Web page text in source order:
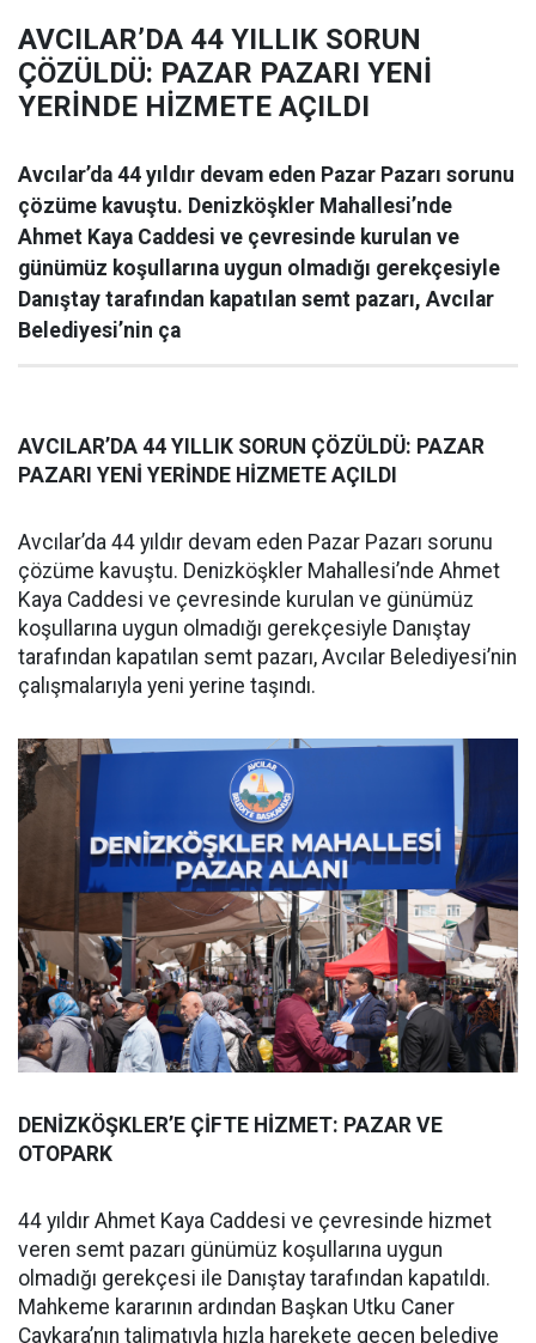
AVCILAR’DA 44 YILLIK SORUN
ÇÖZÜLDÜ: PAZAR PAZARI YENİ
YERİNDE HİZMETE AÇILDI
Avcılar’da 44 yıldır devam eden Pazar Pazarı sorunu
çözüme kavuştu. Denizköşkler Mahallesi’nde
Ahmet Kaya Caddesi ve çevresinde kurulan ve
günümüz koşullarına uygun olmadığı gerekçesiyle
Danıştay tarafından kapatılan semt pazarı, Avcılar
Belediyesi’nin ça
AVCILAR’DA 44 YILLIK SORUN ÇÖZÜLDÜ: PAZAR
PAZARI YENİ YERİNDE HİZMETE AÇILDI
Avcılar’da 44 yıldır devam eden Pazar Pazarı sorunu
çözüme kavuştu. Denizköşkler Mahallesi’nde Ahmet
Kaya Caddesi ve çevresinde kurulan ve günümüz
koşullarına uygun olmadığı gerekçesiyle Danıştay
tarafından kapatılan semt pazarı, Avcılar Belediyesi’nin
çalışmalarıyla yeni yerine taşındı.
DENİZKÖŞKLER’E ÇİFTE HİZMET: PAZAR VE
OTOPARK
44 yıldır Ahmet Kaya Caddesi ve çevresinde hizmet
veren semt pazarı günümüz koşullarına uygun
olmadığı gerekçesi ile Danıştay tarafından kapatıldı.
Mahkeme kararının ardından Başkan Utku Caner
Çaykara’nın talimatıyla hızla harekete geçen belediye